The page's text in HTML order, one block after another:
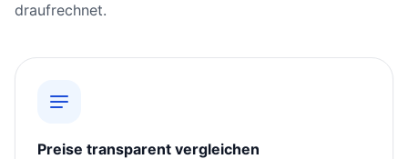
draufrechnet.
Preise transparent vergleichen